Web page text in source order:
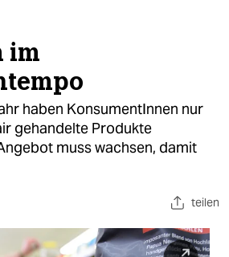
im
haben KonsumentInnen nur
gehandelte Produkte
muss wachsen, damit
teilen